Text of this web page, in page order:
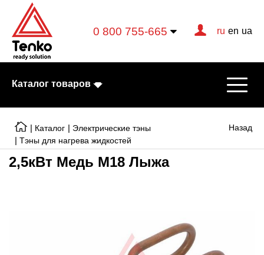
0 800 755-665 ru en ua
Каталог товаров
Электрические котлы
Тепловентиляторы
Назад
| Каталог | Электрические тэны
| Тэны для нагрева жидкостей
2,5кВт Медь М18 Лыжа